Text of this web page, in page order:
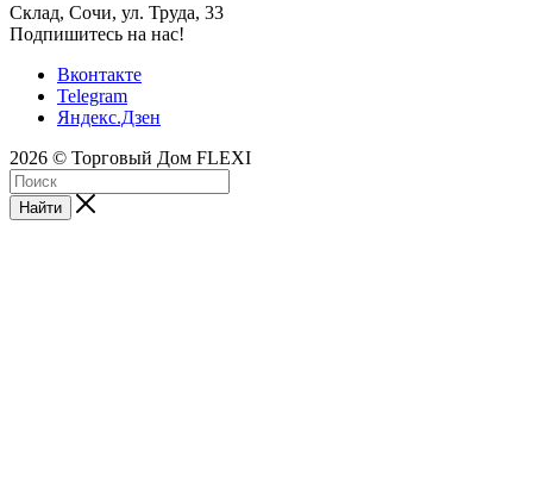
Склад, Сочи, ул. Труда, 33
Подпишитесь на нас!
Вконтакте
Telegram
Яндекс.Дзен
2026 © Торговый Дом FLEXI
Найти